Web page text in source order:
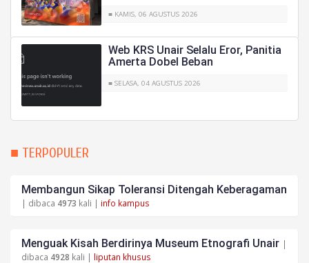
■ KAMIS, 06 AGUSTUS 2026
Web KRS Unair Selalu Eror, Panitia
Amerta Dobel Beban
■ SELASA, 04 AGUSTUS 2026
■ TERPOPULER
Membangun Sikap Toleransi Ditengah Keberagaman
| dibaca 4973 kali | info kampus
Menguak Kisah Berdirinya Museum Etnografi Unair |
dibaca 4928 kali | liputan khusus